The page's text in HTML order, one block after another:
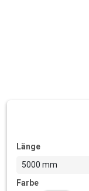
Länge
5000 mm
Farbe